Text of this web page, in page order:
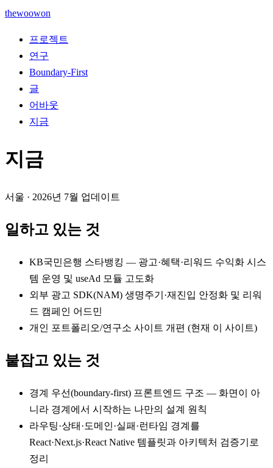
thewoowon
프로젝트
연구
Boundary-First
글
어바웃
지금
지금
서울 · 2026년 7월 업데이트
일하고 있는 것
KB국민은행 스타뱅킹 — 광고·혜택·리워드 수익화 시스
템 운영 및 useAd 모듈 고도화
외부 광고 SDK(NAM) 생명주기·재진입 안정화 및 리워
드 캠페인 어드민
개인 포트폴리오/연구소 사이트 개편 (현재 이 사이트)
붙잡고 있는 것
경계 우선(boundary-first) 프론트엔드 구조 — 화면이 아
니라 경계에서 시작하는 나만의 설계 원칙
라우팅·상태·도메인·실패·런타임 경계를
React·Next.js·React Native 템플릿과 아키텍처 검증기로
정리